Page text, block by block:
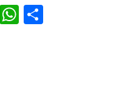
CopyWhatsApp